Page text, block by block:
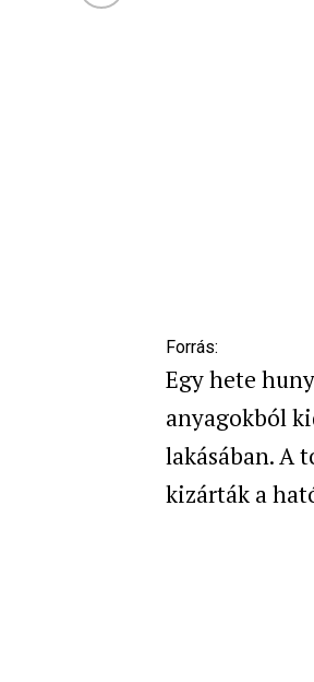
Forrás:
Egy hete
anyagokból
lakásában. A
kizárták a